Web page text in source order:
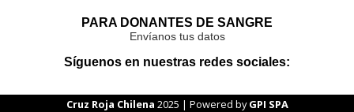
PARA DONANTES DE SANGRE
Envíanos tus datos
Síguenos en nuestras redes sociales:
Cruz Roja Chilena 2025 | Powered byGPI SPA